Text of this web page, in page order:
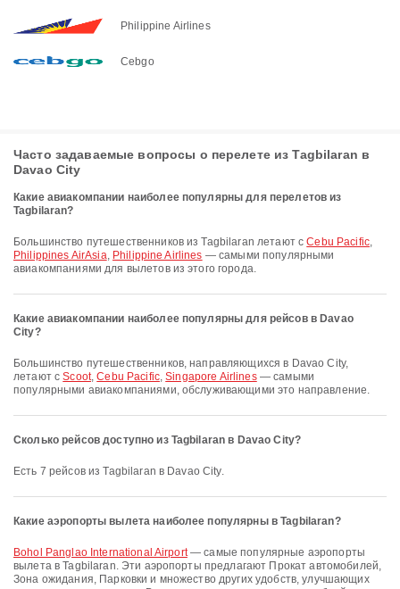
Philippine Airlines
Cebgo
Часто задаваемые вопросы о перелете из Tagbilaran в
Davao City
Какие авиакомпании наиболее популярны для перелетов из
Tagbilaran?
Большинство путешественников из Tagbilaran летают сCebu Pacific,
Philippines AirAsia, Philippine Airlines — самыми популярными
авиакомпаниями для вылетов из этого города.
Какие авиакомпании наиболее популярны для рейсов в Davao
City?
Большинство путешественников, направляющихся в Davao City,
летают сScoot,Cebu Pacific,Singapore Airlines— самыми
популярными авиакомпаниями, обслуживающими это направление.
Сколько рейсов доступно из Tagbilaran в Davao City?
Есть 7 рейсов из Tagbilaran в Davao City.
Какие аэропорты вылета наиболее популярны в Tagbilaran?
Bohol Panglao International Airport— самые популярные аэропорты
вылета в Tagbilaran. Эти аэропорты предлагают Прокат автомобилей,
Зона ожидания, Парковки и множество других удобств, улучшающих